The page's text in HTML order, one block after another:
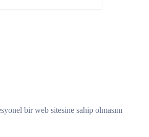
bir web sitesine sahip olmasını